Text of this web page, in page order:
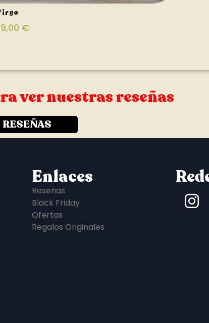
€
ver nuestras reseñas
RESEÑAS
Enlaces
Reseñas
Black Friday
Ofertas
Regalos Originales